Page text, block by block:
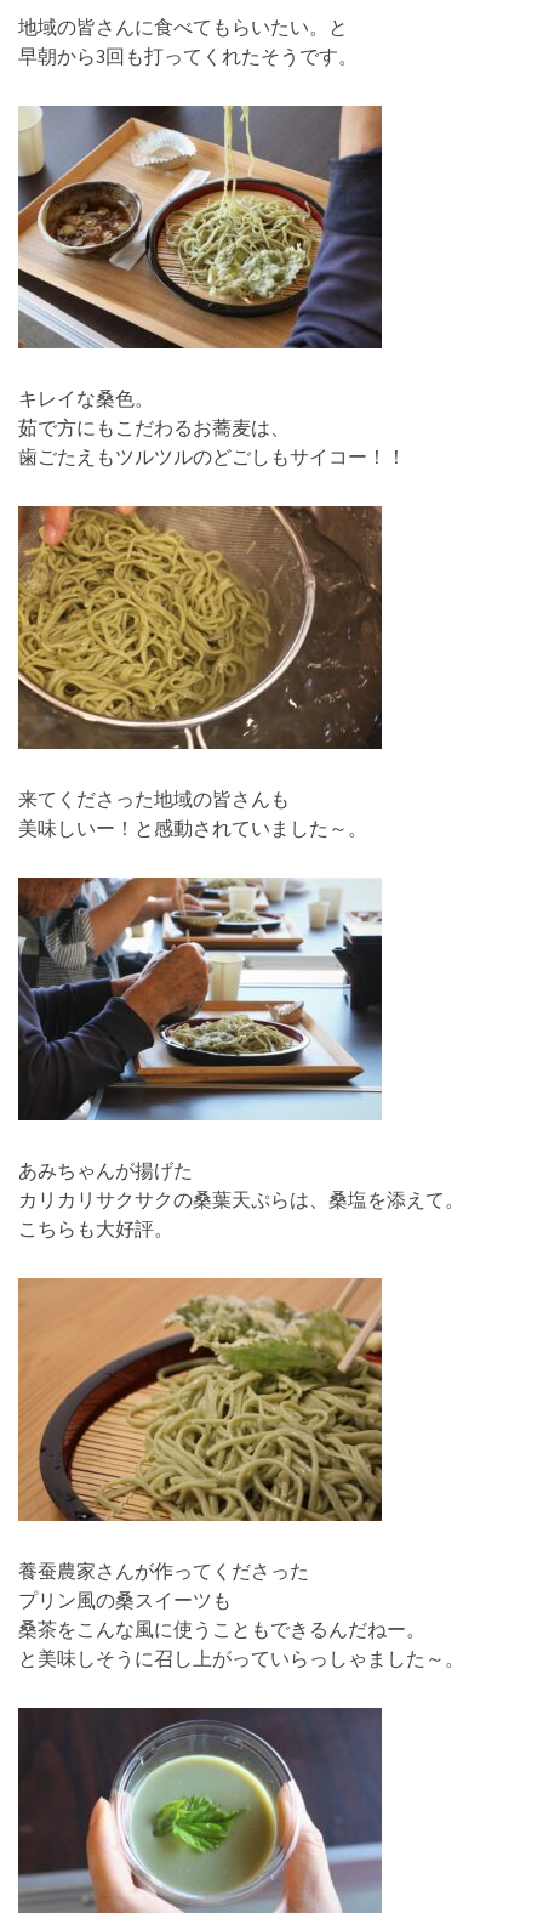
地域の皆さんに食べてもらいたい。と
早朝から3回も打ってくれたそうです。
キレイな桑色。
茹で方にもこだわるお蕎麦は、
歯ごたえもツルツルのどごしもサイコー！！
来てくださった地域の皆さんも
美味しいー！と感動されていました～。
あみちゃんが揚げた
カリカリサクサクの桑葉天ぷらは、桑塩を添えて。
こちらも大好評。
養蚕農家さんが作ってくださった
プリン風の桑スイーツも
桑茶をこんな風に使うこともできるんだねー。
と美味しそうに召し上がっていらっしゃました～。